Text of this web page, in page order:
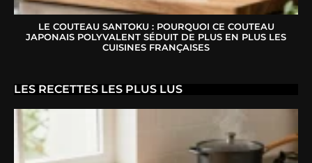
LE COUTEAU SANTOKU : POURQUOI CE COUTEAU
JAPONAIS POLYVALENT SÉDUIT DE PLUS EN PLUS LES
CUISINES FRANÇAISES
LES RECETTES LES PLUS LUS